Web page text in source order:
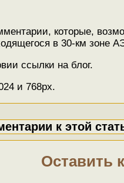
которые,
в 30-км зоне
ссылки на блог.
и 768рх.
к этой
Оставить